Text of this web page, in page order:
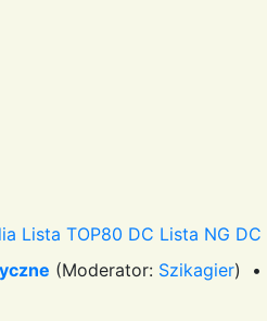
Lista TOP80 DC Lista NG DC
(Moderator: Szikagier) •